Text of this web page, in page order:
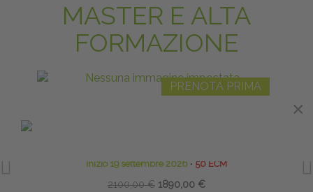
MASTER E ALTA
FORMAZIONE
PRENOTA PRIMA
inizio 19 settembre 2026 ∙ 50 ECM
2100,00 € 1890,00 €
×
×